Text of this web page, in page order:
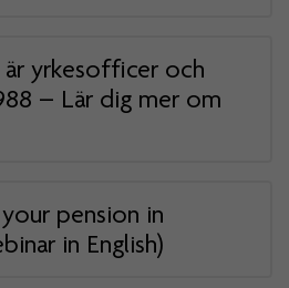
yrkesofficer och
– Lär dig mer om
pension in
in English)